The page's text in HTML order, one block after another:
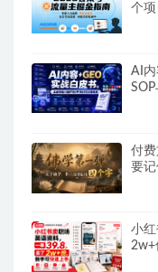
个项
AI内
付
要
小
2w+